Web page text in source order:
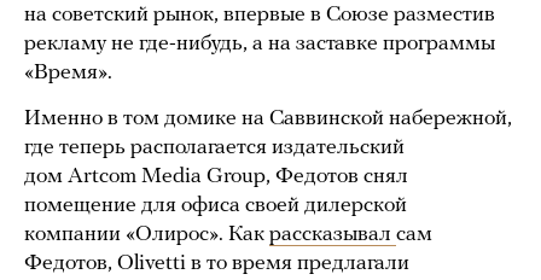
на советский рынок, впервые в Союзе разместив
рекламу не где-нибудь, а на заставке программы
«Время».
Именно в том домике на Саввинской набережной,
где теперь располагается издательский
дом Artcom Media Group, Федотов снял
помещение для офиса своей дилерской
компании «Олирос». Как рассказывал сам
Федотов, Olivetti в то время предлагали